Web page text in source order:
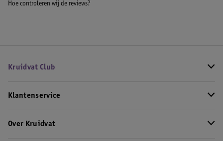
Hoe controleren wij de reviews?
Kruidvat Club
Klantenservice
Over Kruidvat